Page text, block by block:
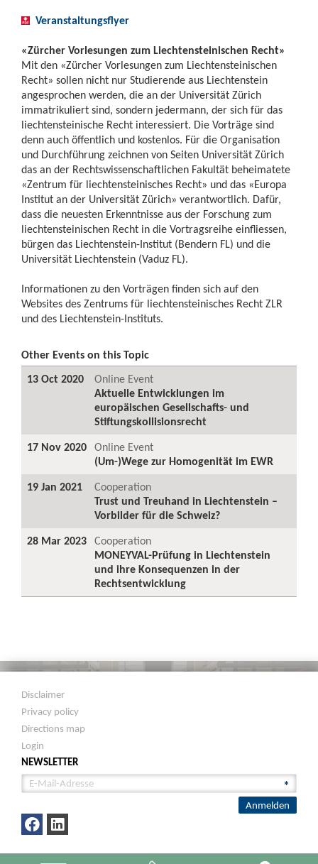
Veranstaltungsflyer
«Zürcher Vorlesungen zum Liechtensteinischen Recht»
Mit den «Zürcher Vorlesungen zum Liechtensteinischen
Recht» sollen nicht nur Studierende aus Liechtenstein
angesprochen werden, die an der Universität Zürich
immatrikuliert sind, sondern jedermann, der sich für das
liechtensteinische Recht interessiert. Die Vorträge sind
denn auch öffentlich und kostenlos. Für die Organisation
und Durchführung zeichnen von Seiten Universität Zürich
das an der Rechtswissenschaftlichen Fakultät beheimatete
«Zentrum für liechtensteinisches Recht» und das «Europa
Institut an der Universität Zürich» verantwortlich. Dafür,
dass die neuesten Erkenntnisse aus der Forschung zum
liechtensteinischen Recht in die Vortragsreihe einfliessen,
bürgen das Liechtenstein-Institut (Bendern FL) und die
Universität Liechtenstein (Vaduz FL).
Informationen zu den Vorträgen finden sich auf den
Websites des Zentrums für liechtensteinisches Recht ZLR
und des Liechtenstein-Instituts.
Other Events on this Topic
13 Oct 2020
Online Event
Aktuelle Entwicklungen im
europäischen Gesellschafts- und
Stiftungskollisionsrecht
17 Nov 2020 Online Event
(Um-)Wege zur Homogenität im EWR
19 Jan 2021
Cooperation
Trust und Treuhand in Liechtenstein –
Vorbilder für die Schweiz?
28 Mar 2023 Cooperation
MONEYVAL-Prüfung in Liechtenstein
und ihre Konsequenzen in der
Rechtsentwicklung
Disclaimer
Privacy policy
Directions map
Login
NEWSLETTER